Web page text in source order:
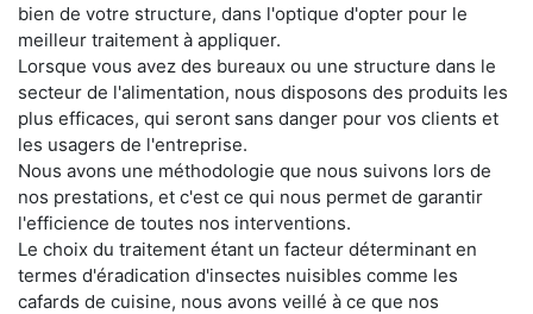
bien de votre structure, dans l'optique d'opter pour le
meilleur traitement à appliquer.
Lorsque vous avez des bureaux ou une structure dans le
secteur de l'alimentation, nous disposons des produits les
plus efficaces, qui seront sans danger pour vos clients et
les usagers de l'entreprise.
Nous avons une méthodologie que nous suivons lors de
nos prestations, et c'est ce qui nous permet de garantir
l'efficience de toutes nos interventions.
Le choix du traitement étant un facteur déterminant en
termes d'éradication d'insectes nuisibles comme les
cafards de cuisine, nous avons veillé à ce que nos